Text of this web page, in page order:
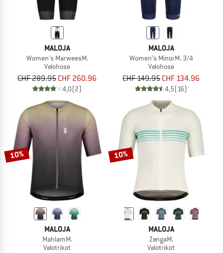
MALOJA
Women's MarweesM.
Velohose
CHF 289.95 CHF 260.96
4,0(2)
MALOJA
Women's MinorM. 3/4
Velohose
CHF 149.95 CHF 134.96
4,5(16)
10%
MALOJA
MahlamM.
Velotrikot
10%
MALOJA
ZengaM.
Velotrikot